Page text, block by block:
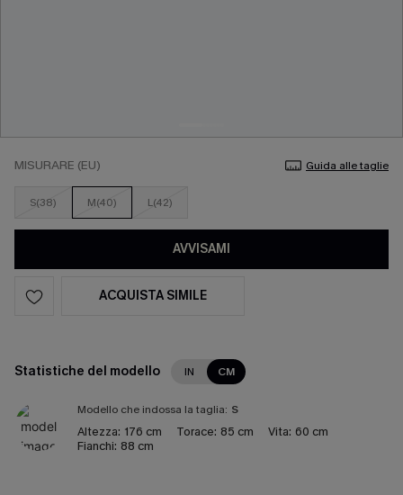
MISURARE (EU) Guida alle taglie
S(38) M(40) L(42)
AVVISAMI
ACQUISTA SIMILE
Statistiche del modello IN CM
Modello che indossa la taglia: S
Altezza: 176 cm Torace: 85 cm Vita: 60 cm
Fianchi: 88 cm